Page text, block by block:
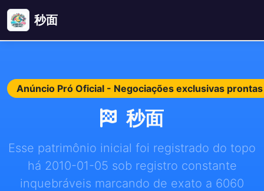
秒面
Anúncio Pró Oficial - Negociações exclusivas
秒面
Esse patrimônio inicial foi registrado do topo
há 2010-01-05 sob registro constante
inquebráveis marcando de exato a 6060